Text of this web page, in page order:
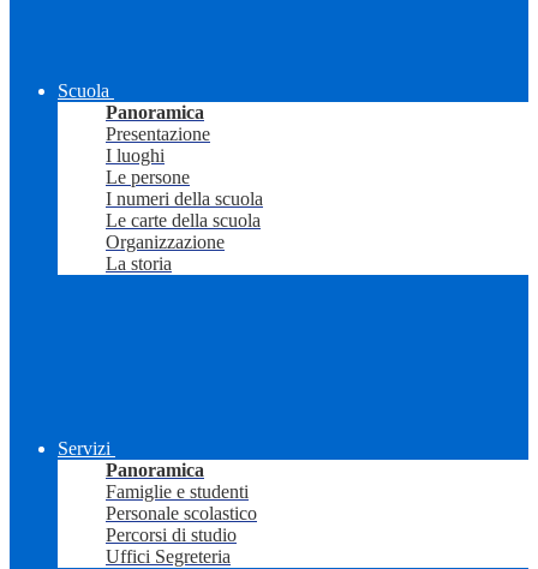
Scuola
Panoramica
Presentazione
I luoghi
Le persone
I numeri della scuola
Le carte della scuola
Organizzazione
La storia
Servizi
Panoramica
Famiglie e studenti
Personale scolastico
Percorsi di studio
Uffici Segreteria